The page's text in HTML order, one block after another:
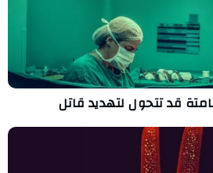
قد تتحول لتهديد قاتل